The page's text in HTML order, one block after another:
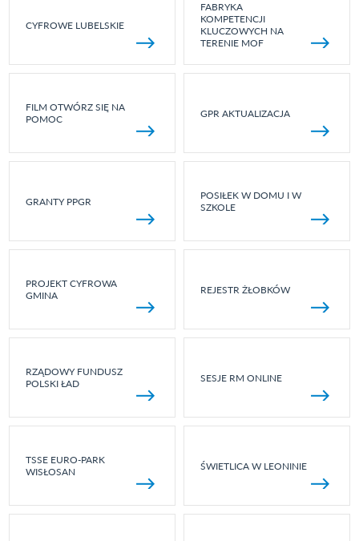
CYFROWE LUBELSKIE
FABRYKA
KOMPETENCJI
KLUCZOWYCH NA
TERENIE MOF
FILM OTWÓRZ SIĘ NA
POMOC
GPR AKTUALIZACJA
GRANTY PPGR
POSIŁEK W DOMU I W
SZKOLE
PROJEKT CYFROWA
GMINA
REJESTR ŻŁOBKÓW
RZĄDOWY FUNDUSZ
POLSKI ŁAD
SESJE RM ONLINE
TSSE EURO-PARK
WISŁOSAN
ŚWIETLICA W LEONINIE